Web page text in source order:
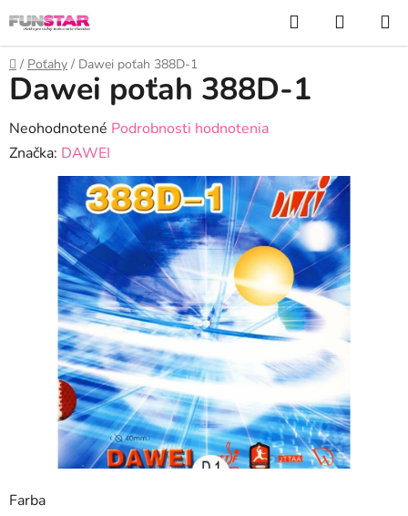
na
obsah
Hľadať
KOŠÍK
Domov
/ Poťahy / Dawei poťah 388D-1
Farba
Dawei poťah 388D-1
Priemerné
hodnotenie
produktu
hviezdičiek.
Neohodnotené Podrobnosti hodnotenia
Značka: DAWEI